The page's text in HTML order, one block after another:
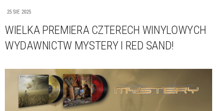
25 SIE 2025
WIELKA PREMIERA CZTERECH WINYLOWYCH
WYDAWNICTW MYSTERY I RED SAND!